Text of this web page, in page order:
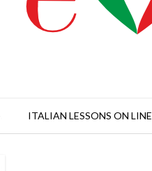
ITALIAN LESSONS ON LINE